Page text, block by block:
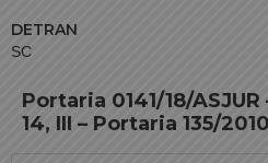
DETRAN
SC
Portaria 0141/18/
14, III – Portaria 135/2010